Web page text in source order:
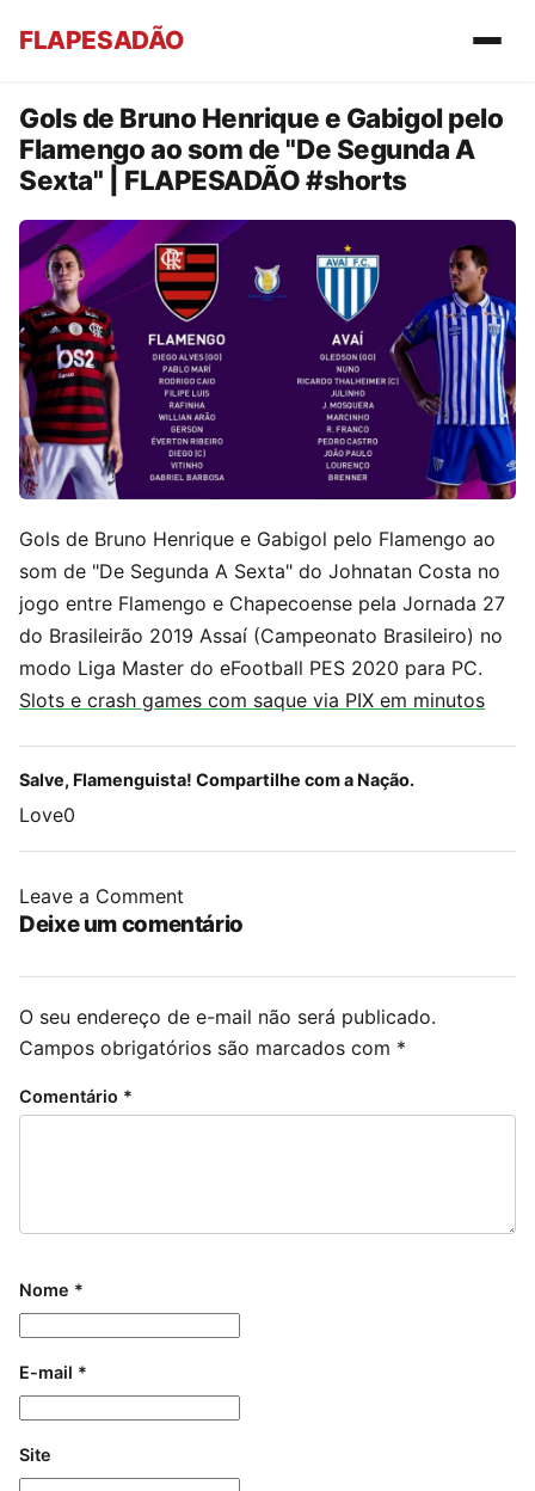
FLAPESADÃO
Gols de Bruno Henrique e Gabigol pelo
Flamengo ao som de "De Segunda A
Sexta" | FLAPESADÃO #shorts
Gols de Bruno Henrique e Gabigol pelo Flamengo ao
som de "De Segunda A Sexta" do Johnatan Costa no
jogo entre Flamengo e Chapecoense pela Jornada 27
do Brasileirão 2019 Assaí (Campeonato Brasileiro) no
modo Liga Master do eFootball PES 2020 para PC.
Slots e crash games com saque via PIX em minutos
Salve, Flamenguista! Compartilhe com a Nação.
Love0
Leave a Comment
Deixe um comentário
O seu endereço de e-mail não será publicado.
Campos obrigatórios são marcados com *
Comentário *
Nome *
E-mail *
Site